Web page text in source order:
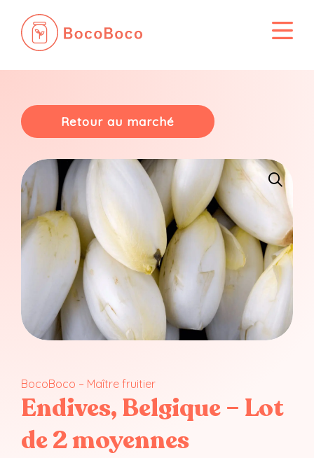
contenu
Retour au marché
BocoBoco – Maître fruitier
Endives, Belgique – Lot
de 2 moyennes